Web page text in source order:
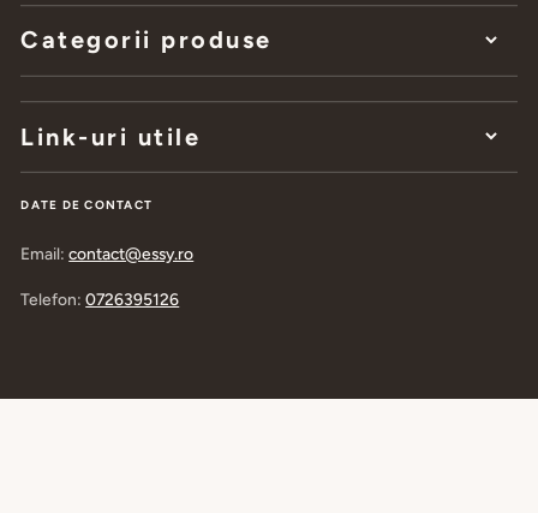
Categorii produse
Link-uri utile
DATE DE CONTACT
Email:contact@essy.ro
Telefon:0726395126